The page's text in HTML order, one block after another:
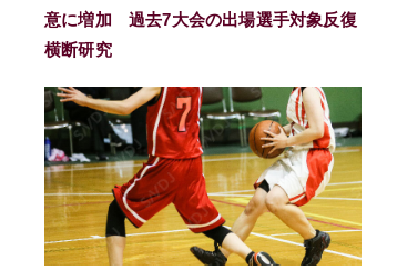
意に増加 過去7大会の出場選手対象反復
横断研究